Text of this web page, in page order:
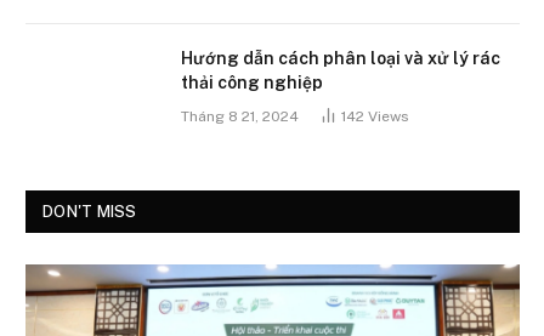
Hướng dẫn cách phân loại và xử lý rác
thải công nghiệp
Tháng 8 21, 2024 142 Views
DON'T MISS